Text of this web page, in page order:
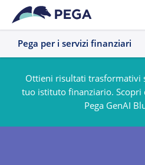
Vai direttamente al contenuto
Pega per i servizi finanziari
Ottieni risultati trasformativi
tuo istituto finanziario. Scopri
Pega GenAI